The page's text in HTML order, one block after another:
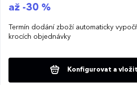
až -30 %
Termín dodání zboží automaticky
krocích objednávky
Konfigurovat a